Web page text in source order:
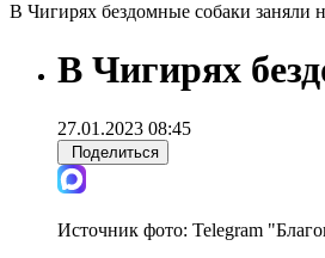
В Чигирях бездомные собаки заняли
В Чигирях
27.01.2023 08:45
Поделиться
Источник фото: Telegram